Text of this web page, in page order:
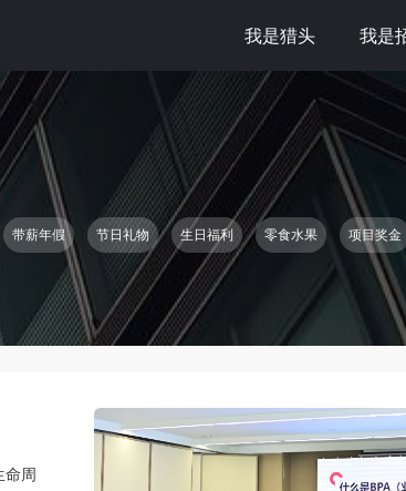
我是猎头 我是
带薪年假 节日礼物 生日福利 零食水果 项目奖金
命周